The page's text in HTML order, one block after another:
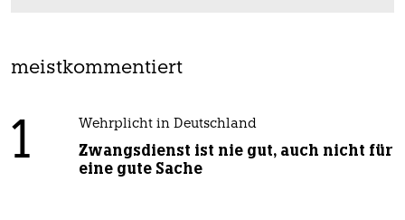
meistkommentiert
1 Wehrplicht in Deutschland
Zwangsdienst ist nie gut, auch nicht für
eine gute Sache